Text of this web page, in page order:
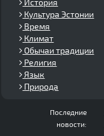
История
Культура Эстонии
Время
Климат
Обычаи традиции
Религия
Язык
Природа
Последние
новости: